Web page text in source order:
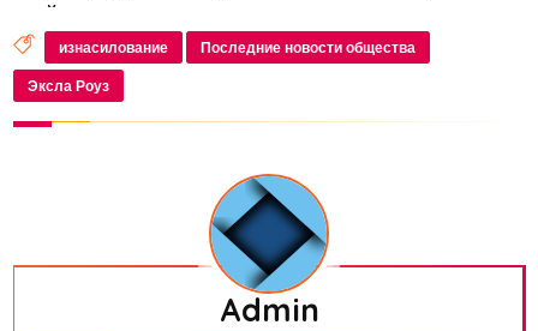
Шейлы Кеннеди, произошло в 1989 году. Согласно
их заявлениям, они познакомились с музыкантом
в одном из ночных...
изнасилование Последние новости общества
Эксла Роуз
Admin